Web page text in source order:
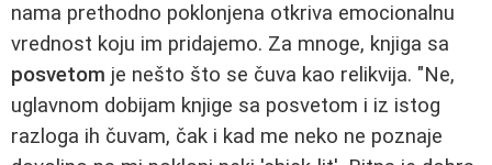
nama prethodno poklonjena otkriva emocionalnu
vrednost koju im pridajemo. Za mnoge, knjiga sa
posvetom je nešto što se čuva kao relikvija. "Ne,
uglavnom dobijam knjige sa posvetom i iz istog
razloga ih čuvam, čak i kad me neko ne poznaje